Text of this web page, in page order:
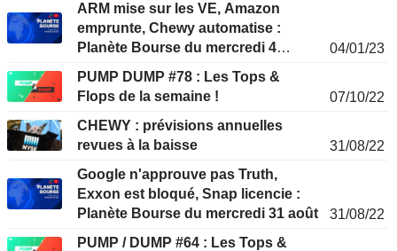
ARM mise sur les VE, Amazon
emprunte, Chewy automatise :
Planète Bourse du mercredi 4
04/01/23
PUMP DUMP #78 : Les Tops &
Flops de la semaine !
07/10/22
CHEWY : prévisions annuelles
revues à la baisse
31/08/22
Google n'approuve pas Truth,
Exxon est bloqué, Snap licencie :
Planète Bourse du mercredi 31 août
31/08/22
PUMP / DUMP #64 : Les Tops &